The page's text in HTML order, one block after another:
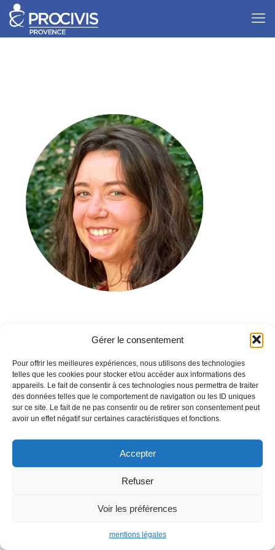
Gérer le consentement
Pour offrir les meilleures expériences, nous utilisons des technologies
telles que les cookies pour stocker et/ou accéder aux informations des
appareils. Le fait de consentir à ces technologies nous permettra de traiter
des données telles que le comportement de navigation ou les ID uniques
sur ce site. Le fait de ne pas consentir ou de retirer son consentement peut
avoir un effet négatif sur certaines caractéristiques et fonctions.
Accepter
Refuser
Voir les préférences
mentions légales
Mentions légales